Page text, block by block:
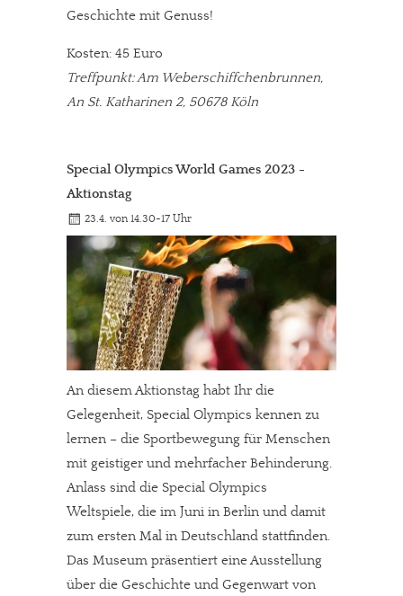
Geschichte mit Genuss!
Kosten: 45 Euro
Treffpunkt: Am Weberschiffchenbrunnen,
An St. Katharinen 2, 50678 Köln
Special Olympics World Games 2023 -
Aktionstag
23.4. von 14.30-17 Uhr
An diesem Aktionstag habt Ihr die
Gelegenheit, Special Olympics kennen zu
lernen – die Sportbewegung für Menschen
mit geistiger und mehrfacher Behinderung.
Anlass sind die Special Olympics
Weltspiele, die im Juni in Berlin und damit
zum ersten Mal in Deutschland stattfinden.
Das Museum präsentiert eine Ausstellung
über die Geschichte und Gegenwart von